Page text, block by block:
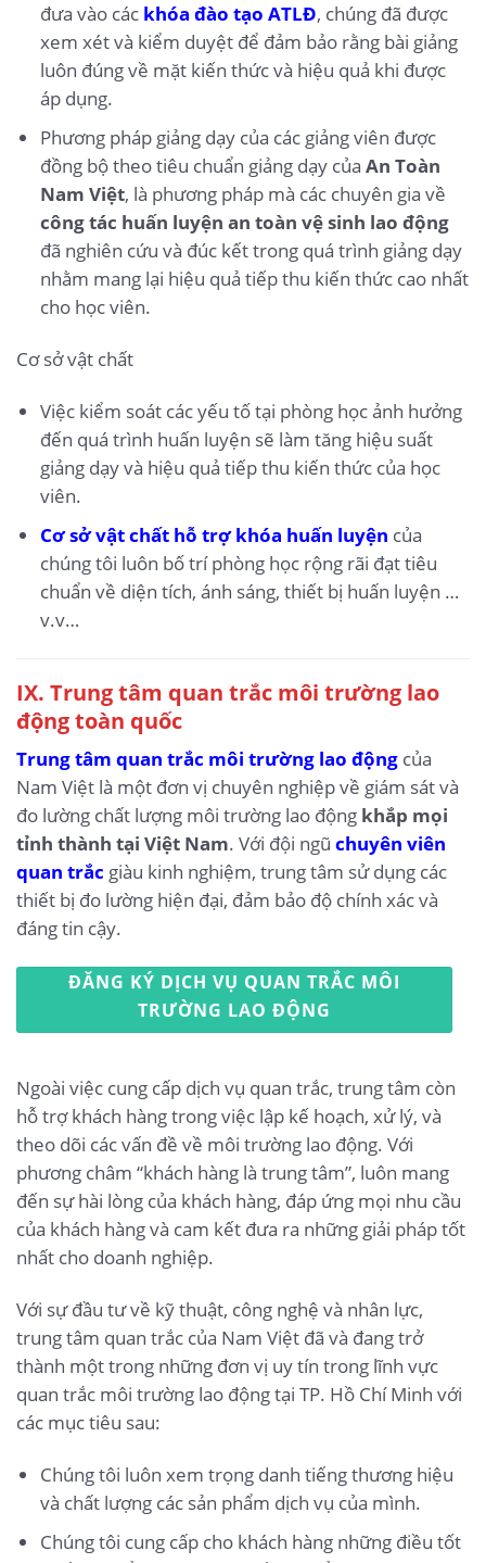
đưa vào các khóa đào tạo ATLĐ, chúng đã được
xem xét và kiểm duyệt để đảm bảo rằng bài giảng
luôn đúng về mặt kiến thức và hiệu quả khi được
áp dụng.
Phương pháp giảng dạy của các giảng viên được
đồng bộ theo tiêu chuẩn giảng dạy của An Toàn
Nam Việt, là phương pháp mà các chuyên gia về
công tác huấn luyện an toàn vệ sinh lao động
đã nghiên cứu và đúc kết trong quá trình giảng dạy
nhằm mang lại hiệu quả tiếp thu kiến thức cao nhất
cho học viên.
Cơ sở vật chất
Việc kiểm soát các yếu tố tại phòng học ảnh hưởng
đến quá trình huấn luyện sẽ làm tăng hiệu suất
giảng dạy và hiệu quả tiếp thu kiến thức của học
viên.
Cơ sở vật chất hỗ trợ khóa huấn luyện của
chúng tôi luôn bố trí phòng học rộng rãi đạt tiêu
chuẩn về diện tích, ánh sáng, thiết bị huấn luyện …
v.v…
IX. Trung tâm quan trắc môi trường lao
động toàn quốc
Trung tâm quan trắc môi trường lao động của
Nam Việt là một đơn vị chuyên nghiệp về giám sát và
đo lường chất lượng môi trường lao động khắp mọi
tỉnh thành tại Việt Nam. Với đội ngũ chuyên viên
quan trắc giàu kinh nghiệm, trung tâm sử dụng các
thiết bị đo lường hiện đại, đảm bảo độ chính xác và
đáng tin cậy.
ĐĂNG KÝ DỊCH VỤ QUAN TRẮC MÔI
TRƯỜNG LAO ĐỘNG
Ngoài việc cung cấp dịch vụ quan trắc, trung tâm còn
hỗ trợ khách hàng trong việc lập kế hoạch, xử lý, và
theo dõi các vấn đề về môi trường lao động. Với
phương châm “khách hàng là trung tâm”, luôn mang
đến sự hài lòng của khách hàng, đáp ứng mọi nhu cầu
của khách hàng và cam kết đưa ra những giải pháp tốt
nhất cho doanh nghiệp.
Với sự đầu tư về kỹ thuật, công nghệ và nhân lực,
trung tâm quan trắc của Nam Việt đã và đang trở
thành một trong những đơn vị uy tín trong lĩnh vực
quan trắc môi trường lao động tại TP. Hồ Chí Minh với
các mục tiêu sau:
Chúng tôi luôn xem trọng danh tiếng thương hiệu
và chất lượng các sản phẩm dịch vụ của mình.
Chúng tôi cung cấp cho khách hàng những điều tốt